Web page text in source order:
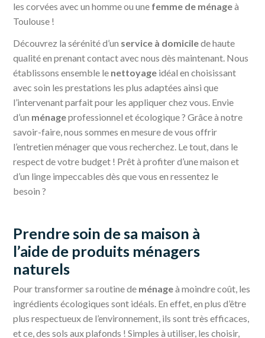
les corvées avec un homme ou une femme de ménageà
Toulouse !
Découvrez la sérénité d’un service à domicilede haute
qualité en prenant contact avec nous dès maintenant. Nous
établissons ensemble le nettoyage idéal en choisissant
avec soin les prestations les plus adaptées ainsi que
l’intervenant parfait pour les appliquer chez vous. Envie
d’un ménageprofessionnel et écologique ? Grâce à notre
savoir-faire, nous sommes en mesure de vous offrir
l’entretien ménager que vous recherchez. Le tout, dans le
respect de votre budget ! Prêt à profiter d’une maison et
d’un linge impeccables dès que vous en ressentez le
besoin ?
Prendre soin de sa maison à
l’aide de produits ménagers
naturels
Pour transformer sa routine de ménageà moindre coût, les
ingrédients écologiques sont idéals. En effet, en plus d’être
plus respectueux de l’environnement, ils sont très efficaces,
et ce, des sols aux plafonds ! Simples à utiliser, les choisir,